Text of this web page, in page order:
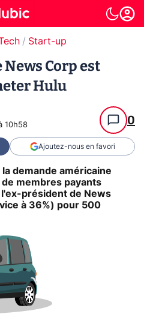
Start-up
Corp est
Hulu
10h58 0
Ajoutez-nous en favori
demande américaine
membres payants
président de News
à 36%) pour 500